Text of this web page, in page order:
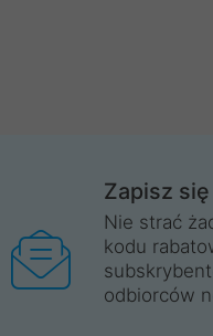
Zapisz
Nie strać
kodu
odbiorców